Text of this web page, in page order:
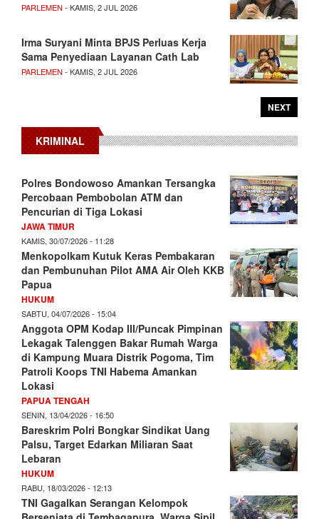
PARLEMEN - KAMIS, 2 JUL 2026
Irma Suryani Minta BPJS Perluas Kerja
Sama Penyediaan Layanan Cath Lab
PARLEMEN - KAMIS, 2 JUL 2026
NEXT
KRIMINAL
Polres Bondowoso Amankan Tersangka
Percobaan Pembobolan ATM dan
Pencurian di Tiga Lokasi
JAWA TIMUR
KAMIS, 30/07/2026 - 11:28
Menkopolkam Kutuk Keras Pembakaran
dan Pembunuhan Pilot AMA Air Oleh KKB
Papua
HUKUM
SABTU, 04/07/2026 - 15:04
Anggota OPM Kodap III/Puncak Pimpinan
Lekagak Talenggen Bakar Rumah Warga
di Kampung Muara Distrik Pogoma, Tim
Patroli Koops TNI Habema Amankan
Lokasi
PAPUA TENGAH
SENIN, 13/04/2026 - 16:50
Bareskrim Polri Bongkar Sindikat Uang
Palsu, Target Edarkan Miliaran Saat
Lebaran
HUKUM
RABU, 18/03/2026 - 12:13
TNI Gagalkan Serangan Kelompok